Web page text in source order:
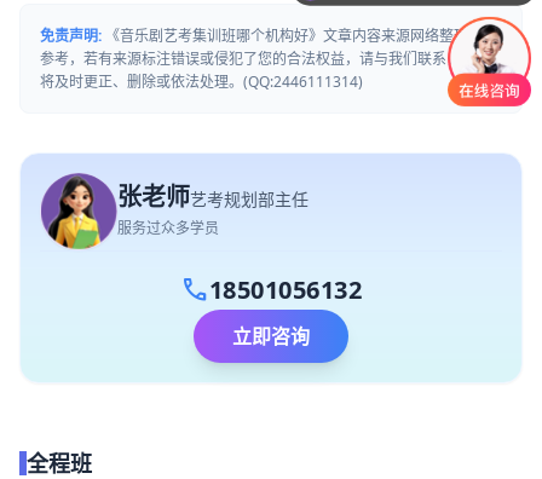
免责声明: 《音乐剧艺考集训班哪个机构好》文章内容来源网络整理仅供
参考，若有来源标注错误或侵犯了您的合法权益，请与我们联系，我们
将及时更正、删除或依法处理。(QQ:2446111314)
张老师艺考规划部主任
服务过众多学员
call18501056132
立即咨询
全程班
你们是怎么收费的呢